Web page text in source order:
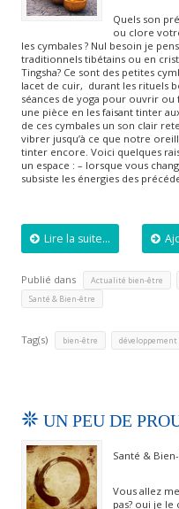
Quels son
ou clore
les cymbales ? Nul besoin je
traditionnels tibétains ou en
Tingsha? Ce sont des petites
lacet de cuir, durant les rituels
séances de yoga pour ouvrir
une pièce en les faisant tinter
de ces cymbales un son clair
vibrer jusqu’à ce que notre
tinter encore. Voici quelques
un espace : – lorsque vous
subsiste les énergies des
Lire la suite...
Publié dans Actualité bien-être
Santé & Bien-être
Tag(s) bien-être
UN PEU DE
Santé &
Vous allez
pas? oui je